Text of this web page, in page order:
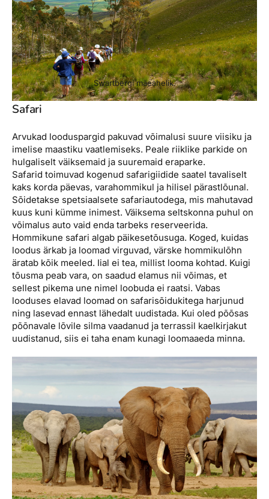
Swartbergi mäeahelik.
Safari
Arvukad looduspargid pakuvad võimalusi suure viisiku ja
imelise maastiku vaatlemiseks. Peale riiklike parkide on
hulgaliselt väiksemaid ja suuremaid eraparke.
Safarid toimuvad kogenud safarigiidide saatel tavaliselt
kaks korda päevas, varahommikul ja hilisel pärastlõunal.
Sõidetakse spetsiaalsete safariautodega, mis mahutavad
kuus kuni kümme inimest. Väiksema seltskonna puhul on
võimalus auto vaid enda tarbeks reserveerida.
Hommikune safari algab päikesetõusuga. Koged, kuidas
loodus ärkab ja loomad virguvad, värske hommikulõhn
äratab kõik meeled. Iial ei tea, millist looma kohtad. Kuigi
tõusma peab vara, on saadud elamus nii võimas, et
sellest pikema une nimel loobuda ei raatsi. Vabas
looduses elavad loomad on safarisõidukitega harjunud
ning lasevad ennast lähedalt uudistada. Kui oled põõsas
põõnavale lõvile silma vaadanud ja terrassil kaelkirjakut
uudistanud, siis ei taha enam kunagi loomaaeda minna.